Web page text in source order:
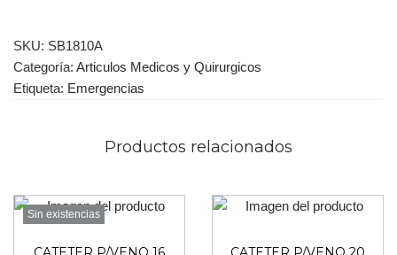
SKU: SB1810A
Categoría: Articulos Medicos y Quirurgicos
Etiqueta: Emergencias
Productos relacionados
Sin existencias